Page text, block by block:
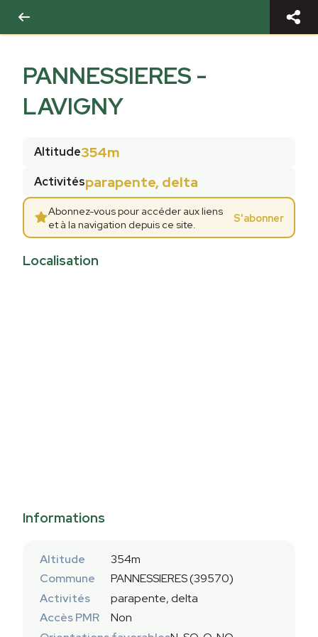
PANNESSIERES -
LAVIGNY
Altitude354m
Activitésparapente, delta
Abonnez-vous pour accéder aux liens
et à la navigation depuis ce site.
S'abonner
Localisation
Informations
Altitude
354m
Commune
PANNESSIERES (39570)
Activités
parapente, delta
Accès PMR
Non